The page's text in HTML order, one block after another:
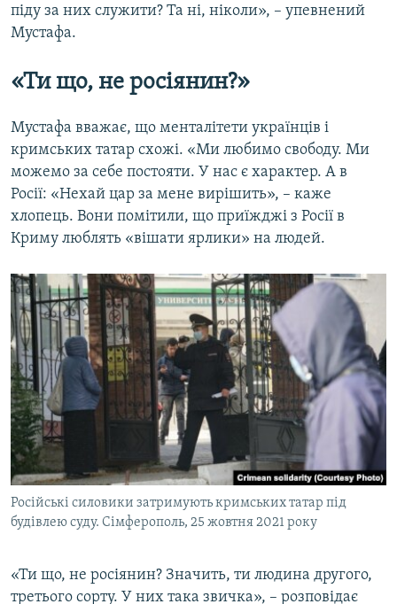
піду за них служити? Та ні, ніколи», – упевнений
Мустафа.
«Ти що, не росіянин?»
Мустафа вважає, що менталітети українців і
кримських татар схожі. «Ми любимо свободу. Ми
можемо за себе постояти. У нас є характер. А в
Росії: «Нехай цар за мене вирішить», – каже
хлопець. Вони помітили, що приїжджі з Росії в
Криму люблять «вішати ярлики» на людей.
Російські силовики затримують кримських татар під
будівлею суду. Сімферополь, 25 жовтня 2021 року
«Ти що, не росіянин? Значить, ти людина другого,
третього сорту. У них така звичка», – розповідає